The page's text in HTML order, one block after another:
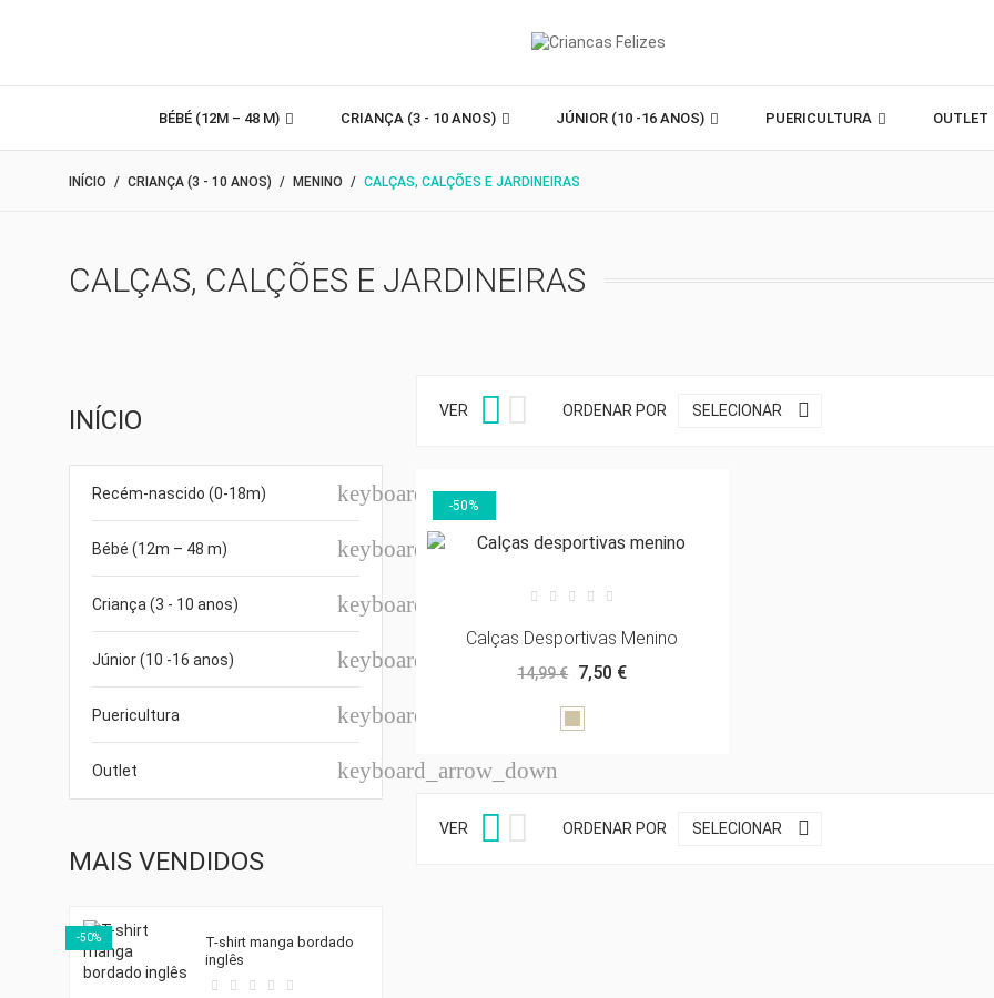
BÉBÉ (12M – 48 M) CRIANÇA (3 - 10 ANOS) JÚNIOR (10 -16 ANOS) PUERICULTURA OUTLET
INÍCIO CRIANÇA (3 - 10 ANOS) MENINO CALÇAS, CALÇÕES E JARDINEIRAS
CALÇAS, CALÇÕES E JARDINEIRAS
INÍCIO
Recém-nascido (0-18m) keyboard_arrow_down
Bébé (12m – 48 m) keyboard_arrow_down
Criança (3 - 10 anos) keyboard_arrow_down
Júnior (10 -16 anos) keyboard_arrow_down
Puericultura keyboard_arrow_down
Outlet keyboard_arrow_down
MAIS VENDIDOS
-50%
T-shirt manga bordado
inglês
VER   ORDENAR POR SELECIONAR 
-50%
Calças Desportivas Menino
14,99 € 7,50 €
Cinzento-
VER   ORDENAR POR SELECIONAR 